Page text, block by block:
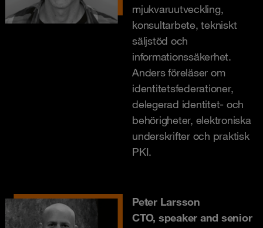
mjukvaruutveckling,
konsultarbete, tekniskt
säljstöd och
informationssäkerhet.
Anders föreläser om
identitetsfederationer,
delegerad identitet- och
behörigheter, elektroniska
underskrifter och praktisk
PKI.
Peter Larsson
CTO, speaker and senior